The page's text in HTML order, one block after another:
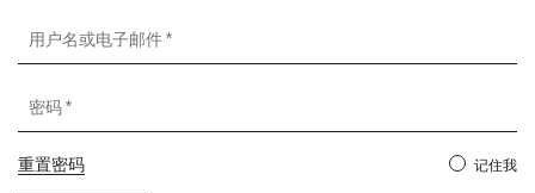
用户名或电子邮件
密码
重置密码 记住我